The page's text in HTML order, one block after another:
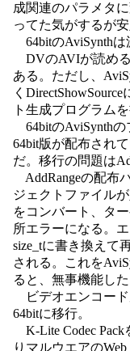
成関連のパラメタ
ってた気がするが
64bitのAviSynthは
DVのAVIが読める
ある。ただし、
く
ト生成プログラム
64bitのAviSynthの
64bit版が配布され
だ。移行の問題は
AddRangeの配布
ジェクトファイル
をコンバート、タ
所エラーになる。
size_tに書き換えて
される。これを
ると、無事機能した
ビデオエンコード
64bitに移行。
K-Lite Codec
りマルウエアのWeb